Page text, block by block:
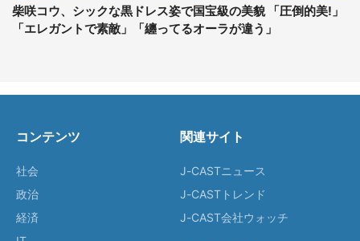
柴咲コウ、シックな黒ドレス姿で国宝級の美貌 「圧倒的美!」
「エレガントで素敵」「纏ってるオーラが違う」
コンテンツ
社会
政治
経済
関連サイト
J-CASTニュース
J-CASTトレンド
J-CAST会社ウォッチ